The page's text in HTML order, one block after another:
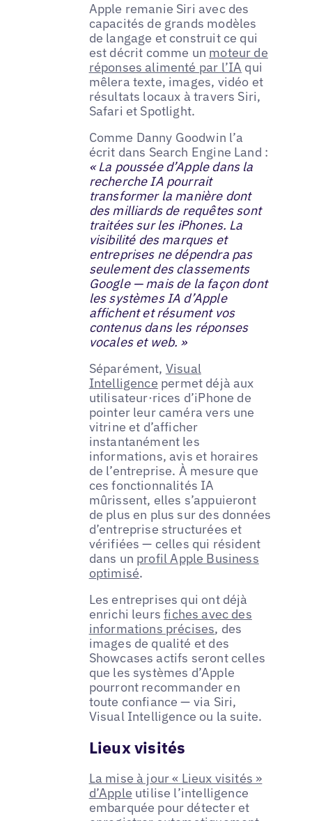
Apple remanie Siri avec des
capacités de grands modèles
de langage et construit ce qui
est décrit comme un moteur de
réponses alimenté par l’IA qui
mêlera texte, images, vidéo et
résultats locaux à travers Siri,
Safari et Spotlight.
Comme Danny Goodwin l’a
écrit dans Search Engine Land :
« La poussée d’Apple dans la
recherche IA pourrait
transformer la manière dont
des milliards de requêtes sont
traitées sur les iPhones. La
visibilité des marques et
entreprises ne dépendra pas
seulement des classements
Google — mais de la façon dont
les systèmes IA d’Apple
affichent et résument vos
contenus dans les réponses
vocales et web. »
Séparément, Visual
Intelligence permet déjà aux
utilisateur·rices d’iPhone de
pointer leur caméra vers une
vitrine et d’afficher
instantanément les
informations, avis et horaires
de l’entreprise. À mesure que
ces fonctionnalités IA
mûrissent, elles s’appuieront
de plus en plus sur des données
d’entreprise structurées et
vérifiées — celles qui résident
dans un profil Apple Business
optimisé.
Les entreprises qui ont déjà
enrichi leursfiches avec des
informations précises, des
images de qualité et des
Showcases actifs seront celles
que les systèmes d’Apple
pourront recommander en
toute confiance — via Siri,
Visual Intelligence ou la suite.
Lieux visités
La mise à jour « Lieux visités »
d’Apple utilise l’intelligence
embarquée pour détecter et